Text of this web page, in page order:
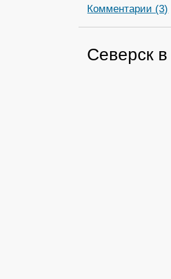
Комментарии (3)
Северск